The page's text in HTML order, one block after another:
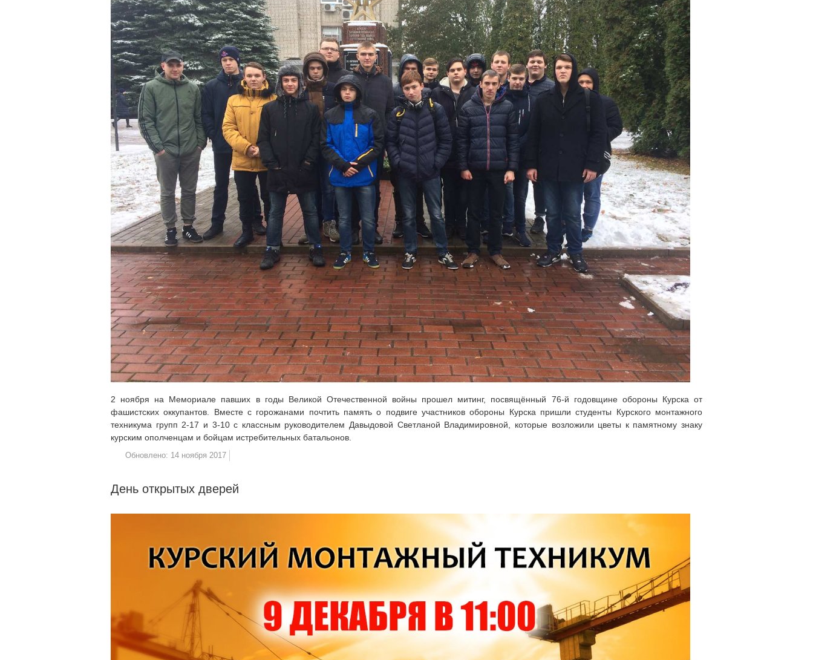
2 ноября на Мемориале павших в годы Великой Отечественной войны прошел митинг, посвящённый 76-й годовщине обороны Курска от
фашистских оккупантов. Вместе с горожанами почтить память о подвиге участников обороны Курска пришли студенты Курского монтажного
техникума групп 2-17 и 3-10 с классным руководителем Давыдовой Светланой Владимировной, которые возложили цветы к памятному знаку
курским ополченцам и бойцам истребительных батальонов.
Обновлено: 14 ноября 2017
День открытых дверей